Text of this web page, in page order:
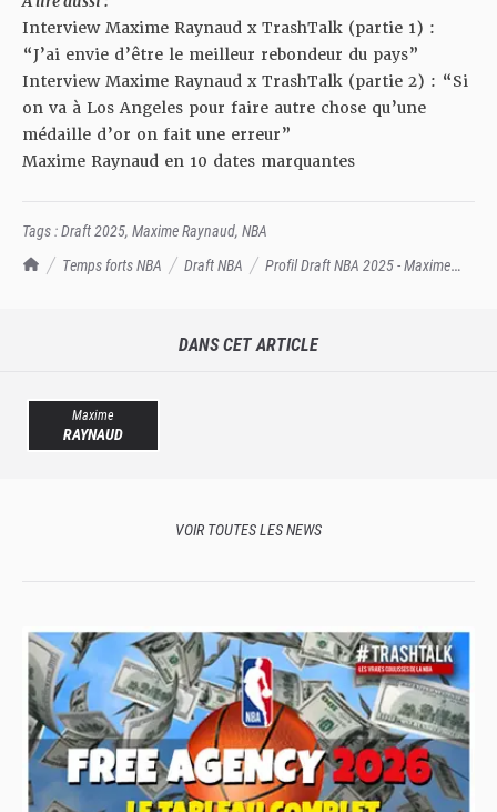
TrashTalk Actu NBA
Temps forts NBA Draft NBA
Profil Draft NBA 2025 - Maxime
Interview Maxime Raynaud x TrashTalk (partie 1) :
“J’ai envie d’être le meilleur rebondeur du pays”
Interview Maxime Raynaud x TrashTalk (partie 2) : “Si
on va à Los Angeles pour faire autre chose qu’une
médaille d’or on fait une erreur”
Maxime Raynaud en 10 dates marquantes
Tags :Draft 2025, Maxime Raynaud, NBA
DANS CET ARTICLE
Maxime
RAYNAUD
VOIR TOUTES LES NEWS